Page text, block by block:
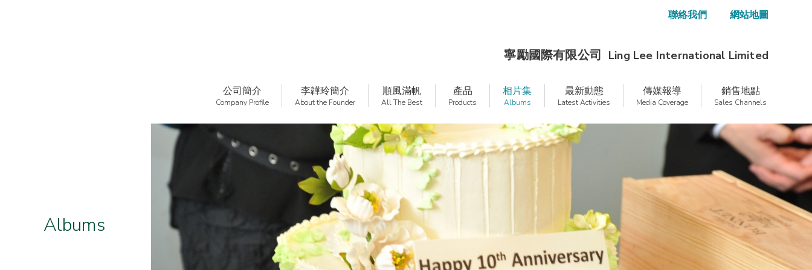
聯絡我們 網站地圖
寧勵國際有限公司 Ling Lee International Limited
公司簡介
Company Profile
李韡玲簡介
About the Founder
順風滿帆
All The Best
產品
Products
相片集
Albums
最新動態
Latest Activities
傳媒報導
Media Coverage
銷售地點
Sales Channels
Albums